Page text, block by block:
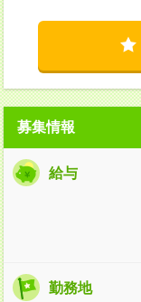
募集情報
給与
勤務地